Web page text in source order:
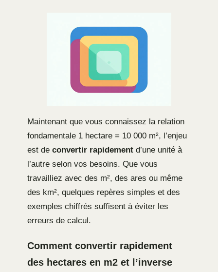
Maintenant que vous connaissez la relation
fondamentale 1 hectare = 10 000 m², l’enjeu
est de convertir rapidement d’une unité à
l’autre selon vos besoins. Que vous
travailliez avec des m², des ares ou même
des km², quelques repères simples et des
exemples chiffrés suffisent à éviter les
erreurs de calcul.
Comment convertir rapidement
des hectares en m2 et l’inverse